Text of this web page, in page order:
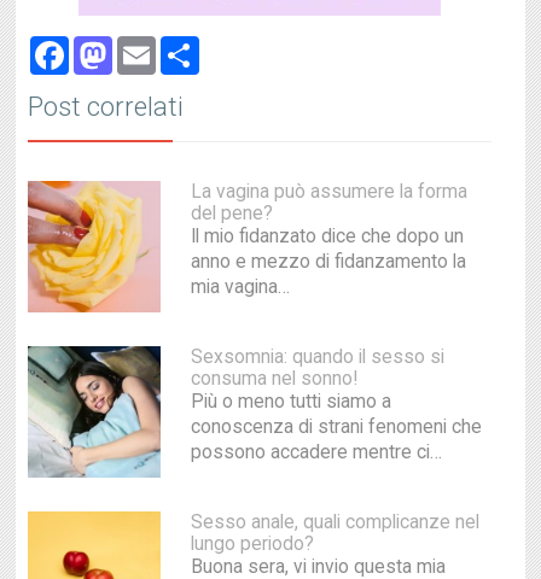
Facebook
Mastodon
Email
Post correlati
La vagina può assumere la forma
del pene?
Il mio fidanzato dice che dopo un
anno e mezzo di fidanzamento la
mia vagina…
Sexsomnia: quando il sesso si
consuma nel sonno!
Più o meno tutti siamo a
conoscenza di strani fenomeni che
possono accadere mentre ci…
Sesso anale, quali complicanze nel
lungo periodo?
Buona sera, vi invio questa mia